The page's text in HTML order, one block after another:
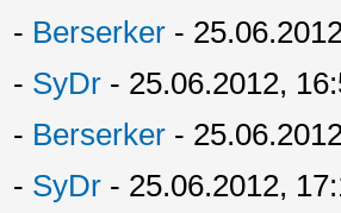
- Berserker -
- SyDr - 25.06.2012,
- Berserker -
- SyDr - 25.06.2012,